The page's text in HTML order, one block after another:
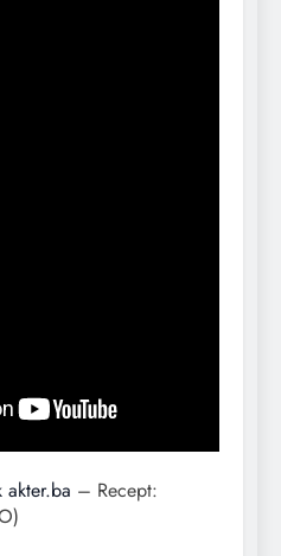
akter.ba – Recept: